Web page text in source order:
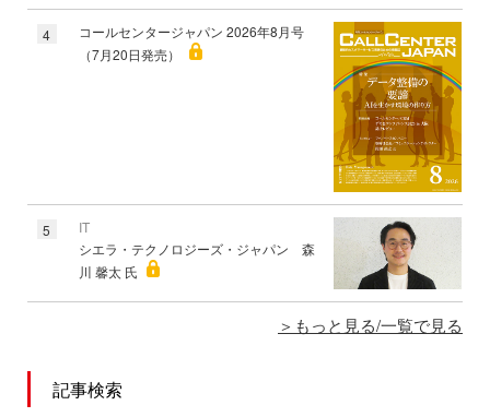
4
コールセンタージャパン 2026年8月号
（7月20日発売）
5
IT
シエラ・テクノロジーズ・ジャパン 森
川 馨太 氏
もっと見る/一覧で見る
記事検索